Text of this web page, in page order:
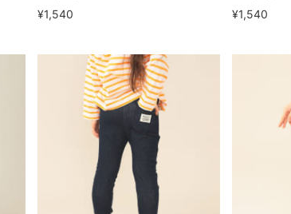
¥1,540 ¥1,540